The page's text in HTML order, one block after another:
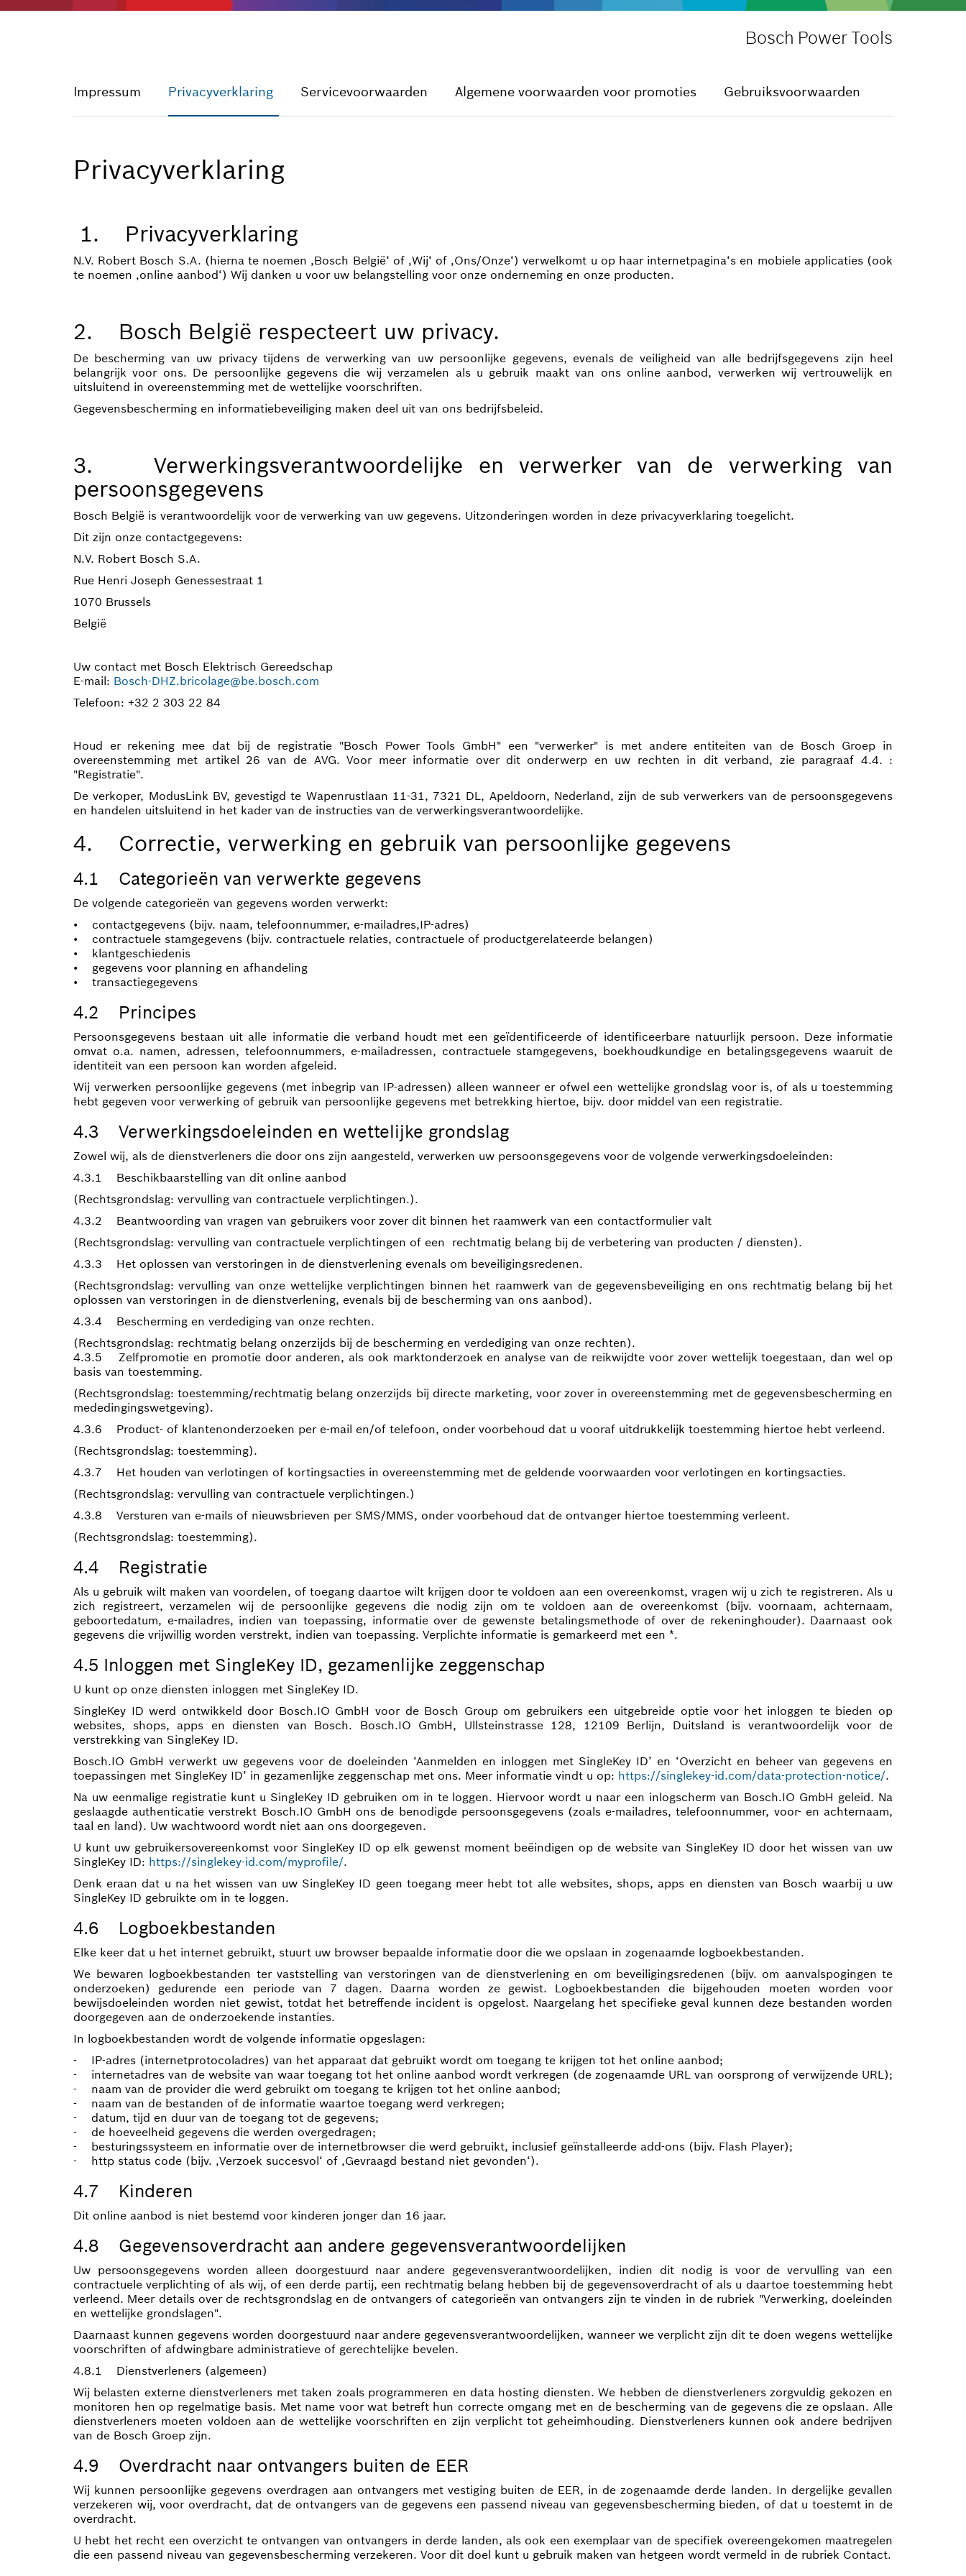
Bosch Power Tools
Impressum Privacyverklaring Servicevoorwaarden Algemene voorwaarden voor promoties Gebruiksvoorwaarden
Privacyverklaring
1. Privacyverklaring
N.V. Robert Bosch S.A. (hierna te noemen ‚Bosch België‘ of ‚Wij‘ of ‚Ons/Onze‘) verwelkomt u op haar internetpagina‘s en mobiele applicaties (ook
te noemen ‚online aanbod‘) Wij danken u voor uw belangstelling voor onze onderneming en onze producten.
2. Bosch België respecteert uw privacy.
De bescherming van uw privacy tijdens de verwerking van uw persoonlijke gegevens, evenals de veiligheid van alle bedrijfsgegevens zijn heel
belangrijk voor ons. De persoonlijke gegevens die wij verzamelen als u gebruik maakt van ons online aanbod, verwerken wij vertrouwelijk en
uitsluitend in overeenstemming met de wettelijke voorschriften.
Gegevensbescherming en informatiebeveiliging maken deel uit van ons bedrijfsbeleid.
3. Verwerkingsverantwoordelijke en verwerker van de verwerking van
persoonsgegevens
Bosch België is verantwoordelijk voor de verwerking van uw gegevens. Uitzonderingen worden in deze privacyverklaring toegelicht.
Dit zijn onze contactgegevens:
N.V. Robert Bosch S.A.
Rue Henri Joseph Genessestraat 1
1070 Brussels
België
Uw contact met Bosch Elektrisch Gereedschap
E-mail: Bosch-DHZ.bricolage@be.bosch.com
Telefoon: +32 2 303 22 84
Houd er rekening mee dat bij de registratie "Bosch Power Tools GmbH" een "verwerker" is met andere entiteiten van de Bosch Groep in
overeenstemming met artikel 26 van de AVG. Voor meer informatie over dit onderwerp en uw rechten in dit verband, zie paragraaf 4.4. :
"Registratie".
De verkoper, ModusLink BV, gevestigd te Wapenrustlaan 11-31, 7321 DL, Apeldoorn, Nederland, zijn de sub verwerkers van de persoonsgegevens
en handelen uitsluitend in het kader van de instructies van de verwerkingsverantwoordelijke.
4. Correctie, verwerking en gebruik van persoonlijke gegevens
4.1 Categorieën van verwerkte gegevens
De volgende categorieën van gegevens worden verwerkt:
• contactgegevens (bijv. naam, telefoonnummer, e-mailadres,IP-adres)
• contractuele stamgegevens (bijv. contractuele relaties, contractuele of productgerelateerde belangen)
• klantgeschiedenis
• gegevens voor planning en afhandeling
• transactiegegevens
4.2 Principes
Persoonsgegevens bestaan uit alle informatie die verband houdt met een geïdentificeerde of identificeerbare natuurlijk persoon. Deze informatie
omvat o.a. namen, adressen, telefoonnummers, e-mailadressen, contractuele stamgegevens, boekhoudkundige en betalingsgegevens waaruit de
identiteit van een persoon kan worden afgeleid.
Wij verwerken persoonlijke gegevens (met inbegrip van IP-adressen) alleen wanneer er ofwel een wettelijke grondslag voor is, of als u toestemming
hebt gegeven voor verwerking of gebruik van persoonlijke gegevens met betrekking hiertoe, bijv. door middel van een registratie.
4.3 Verwerkingsdoeleinden en wettelijke grondslag
Zowel wij, als de dienstverleners die door ons zijn aangesteld, verwerken uw persoonsgegevens voor de volgende verwerkingsdoeleinden:
4.3.1 Beschikbaarstelling van dit online aanbod
(Rechtsgrondslag: vervulling van contractuele verplichtingen.).
4.3.2 Beantwoording van vragen van gebruikers voor zover dit binnen het raamwerk van een contactformulier valt
(Rechtsgrondslag: vervulling van contractuele verplichtingen of een rechtmatig belang bij de verbetering van producten / diensten).
4.3.3 Het oplossen van verstoringen in de dienstverlening evenals om beveiligingsredenen.
(Rechtsgrondslag: vervulling van onze wettelijke verplichtingen binnen het raamwerk van de gegevensbeveiliging en ons rechtmatig belang bij het
oplossen van verstoringen in de dienstverlening, evenals bij de bescherming van ons aanbod).
4.3.4 Bescherming en verdediging van onze rechten.
(Rechtsgrondslag: rechtmatig belang onzerzijds bij de bescherming en verdediging van onze rechten).
4.3.5 Zelfpromotie en promotie door anderen, als ook marktonderzoek en analyse van de reikwijdte voor zover wettelijk toegestaan, dan wel op
basis van toestemming.
(Rechtsgrondslag: toestemming/rechtmatig belang onzerzijds bij directe marketing, voor zover in overeenstemming met de gegevensbescherming en
mededingingswetgeving).
4.3.6 Product- of klantenonderzoeken per e-mail en/of telefoon, onder voorbehoud dat u vooraf uitdrukkelijk toestemming hiertoe hebt verleend.
(Rechtsgrondslag: toestemming).
4.3.7 Het houden van verlotingen of kortingsacties in overeenstemming met de geldende voorwaarden voor verlotingen en kortingsacties.
(Rechtsgrondslag: vervulling van contractuele verplichtingen.)
4.3.8 Versturen van e-mails of nieuwsbrieven per SMS/MMS, onder voorbehoud dat de ontvanger hiertoe toestemming verleent.
(Rechtsgrondslag: toestemming).
4.4 Registratie
Als u gebruik wilt maken van voordelen, of toegang daartoe wilt krijgen door te voldoen aan een overeenkomst, vragen wij u zich te registreren. Als u
zich registreert, verzamelen wij de persoonlijke gegevens die nodig zijn om te voldoen aan de overeenkomst (bijv. voornaam, achternaam,
geboortedatum, e-mailadres, indien van toepassing, informatie over de gewenste betalingsmethode of over de rekeninghouder). Daarnaast ook
gegevens die vrijwillig worden verstrekt, indien van toepassing. Verplichte informatie is gemarkeerd met een *.
4.5 Inloggen met SingleKey ID, gezamenlijke zeggenschap
U kunt op onze diensten inloggen met SingleKey ID.
SingleKey ID werd ontwikkeld door Bosch.IO GmbH voor de Bosch Group om gebruikers een uitgebreide optie voor het inloggen te bieden op
websites, shops, apps en diensten van Bosch. Bosch.IO GmbH, Ullsteinstrasse 128, 12109 Berlijn, Duitsland is verantwoordelijk voor de
verstrekking van SingleKey ID.
Bosch.IO GmbH verwerkt uw gegevens voor de doeleinden ‘Aanmelden en inloggen met SingleKey ID’ en ‘Overzicht en beheer van gegevens en
toepassingen met SingleKey ID’ in gezamenlijke zeggenschap met ons. Meer informatie vindt u op: https://singlekey-id.com/data-protection-notice/.
Na uw eenmalige registratie kunt u SingleKey ID gebruiken om in te loggen. Hiervoor wordt u naar een inlogscherm van Bosch.IO GmbH geleid. Na
geslaagde authenticatie verstrekt Bosch.IO GmbH ons de benodigde persoonsgegevens (zoals e-mailadres, telefoonnummer, voor- en achternaam,
taal en land). Uw wachtwoord wordt niet aan ons doorgegeven.
U kunt uw gebruikersovereenkomst voor SingleKey ID op elk gewenst moment beëindigen op de website van SingleKey ID door het wissen van uw
SingleKey ID: https://singlekey-id.com/myprofile/.
Denk eraan dat u na het wissen van uw SingleKey ID geen toegang meer hebt tot alle websites, shops, apps en diensten van Bosch waarbij u uw
SingleKey ID gebruikte om in te loggen.
4.6 Logboekbestanden
Elke keer dat u het internet gebruikt, stuurt uw browser bepaalde informatie door die we opslaan in zogenaamde logboekbestanden.
We bewaren logboekbestanden ter vaststelling van verstoringen van de dienstverlening en om beveiligingsredenen (bijv. om aanvalspogingen te
onderzoeken) gedurende een periode van 7 dagen. Daarna worden ze gewist. Logboekbestanden die bijgehouden moeten worden voor
bewijsdoeleinden worden niet gewist, totdat het betreffende incident is opgelost. Naargelang het specifieke geval kunnen deze bestanden worden
doorgegeven aan de onderzoekende instanties.
In logboekbestanden wordt de volgende informatie opgeslagen:
- IP-adres (internetprotocoladres) van het apparaat dat gebruikt wordt om toegang te krijgen tot het online aanbod;
- internetadres van de website van waar toegang tot het online aanbod wordt verkregen (de zogenaamde URL van oorsprong of verwijzende URL);
- naam van de provider die werd gebruikt om toegang te krijgen tot het online aanbod;
- naam van de bestanden of de informatie waartoe toegang werd verkregen;
- datum, tijd en duur van de toegang tot de gegevens;
- de hoeveelheid gegevens die werden overgedragen;
- besturingssysteem en informatie over de internetbrowser die werd gebruikt, inclusief geïnstalleerde add-ons (bijv. Flash Player);
- http status code (bijv. ‚Verzoek succesvol‘ of ‚Gevraagd bestand niet gevonden‘).
4.7 Kinderen
Dit online aanbod is niet bestemd voor kinderen jonger dan 16 jaar.
4.8 Gegevensoverdracht aan andere gegevensverantwoordelijken
Uw persoonsgegevens worden alleen doorgestuurd naar andere gegevensverantwoordelijken, indien dit nodig is voor de vervulling van een
contractuele verplichting of als wij, of een derde partij, een rechtmatig belang hebben bij de gegevensoverdracht of als u daartoe toestemming hebt
verleend. Meer details over de rechtsgrondslag en de ontvangers of categorieën van ontvangers zijn te vinden in de rubriek "Verwerking, doeleinden
en wettelijke grondslagen".
Daarnaast kunnen gegevens worden doorgestuurd naar andere gegevensverantwoordelijken, wanneer we verplicht zijn dit te doen wegens wettelijke
voorschriften of afdwingbare administratieve of gerechtelijke bevelen.
4.8.1 Dienstverleners (algemeen)
Wij belasten externe dienstverleners met taken zoals programmeren en data hosting diensten. We hebben de dienstverleners zorgvuldig gekozen en
monitoren hen op regelmatige basis. Met name voor wat betreft hun correcte omgang met en de bescherming van de gegevens die ze opslaan. Alle
dienstverleners moeten voldoen aan de wettelijke voorschriften en zijn verplicht tot geheimhouding. Dienstverleners kunnen ook andere bedrijven
van de Bosch Groep zijn.
4.9 Overdracht naar ontvangers buiten de EER
Wij kunnen persoonlijke gegevens overdragen aan ontvangers met vestiging buiten de EER, in de zogenaamde derde landen. In dergelijke gevallen
verzekeren wij, voor overdracht, dat de ontvangers van de gegevens een passend niveau van gegevensbescherming bieden, of dat u toestemt in de
overdracht.
U hebt het recht een overzicht te ontvangen van ontvangers in derde landen, als ook een exemplaar van de specifiek overeengekomen maatregelen
die een passend niveau van gegevensbescherming verzekeren. Voor dit doel kunt u gebruik maken van hetgeen wordt vermeld in de rubriek Contact.